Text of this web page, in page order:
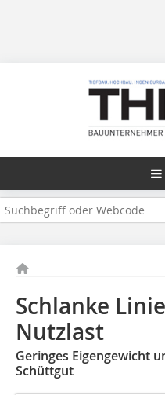
Schlanke
Nutzlast
Geringes Eigengewicht
Schüttgut